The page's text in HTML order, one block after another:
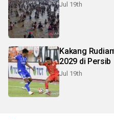
Jul 19th
Kakang
2029 di Persib
Jul 19th